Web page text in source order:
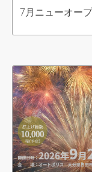
7月ニューオー